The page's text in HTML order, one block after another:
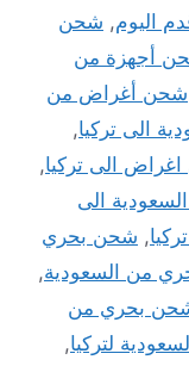
, شحن
أجهزة من
شحن أغراض من
الى تركيا,
الى تركيا,
الى
, شحن بحري
من السعودية,
بحري من
لتركيا,